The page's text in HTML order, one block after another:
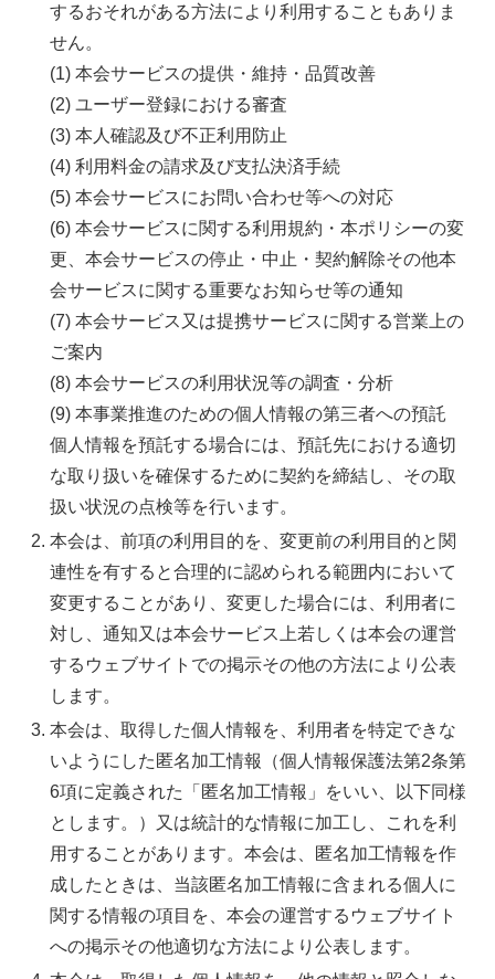
するおそれがある方法により利用することもありま
せん。
(1) 本会サービスの提供・維持・品質改善
(2) ユーザー登録における審査
(3) 本人確認及び不正利用防止
(4) 利用料金の請求及び支払決済手続
(5) 本会サービスにお問い合わせ等への対応
(6) 本会サービスに関する利用規約・本ポリシーの変
更、本会サービスの停止・中止・契約解除その他本
会サービスに関する重要なお知らせ等の通知
(7) 本会サービス又は提携サービスに関する営業上の
ご案内
(8) 本会サービスの利用状況等の調査・分析
(9) 本事業推進のための個人情報の第三者への預託
個人情報を預託する場合には、預託先における適切
な取り扱いを確保するために契約を締結し、その取
扱い状況の点検等を行います。
本会は、前項の利用目的を、変更前の利用目的と関
連性を有すると合理的に認められる範囲内において
変更することがあり、変更した場合には、利用者に
対し、通知又は本会サービス上若しくは本会の運営
するウェブサイトでの掲示その他の方法により公表
します。
本会は、取得した個人情報を、利用者を特定できな
いようにした匿名加工情報（個人情報保護法第2条第
6項に定義された「匿名加工情報」をいい、以下同様
とします。）又は統計的な情報に加工し、これを利
用することがあります。本会は、匿名加工情報を作
成したときは、当該匿名加工情報に含まれる個人に
関する情報の項目を、本会の運営するウェブサイト
への掲示その他適切な方法により公表します。